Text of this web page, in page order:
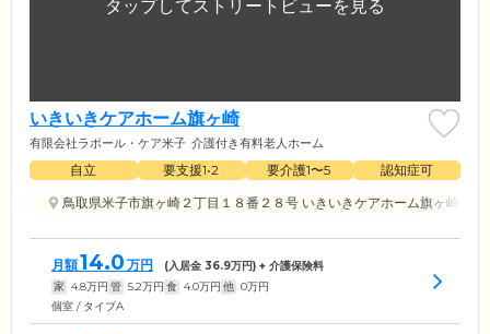
いきいきケアホーム旗ヶ崎
有限会社ラポール・ケア米子 介護付き有料老人ホーム
自立 要支援1•2 要介護1〜5
認知症可
鳥取県米子市旗ヶ崎２丁目１８番２８号 いきいきケアホーム旗ヶ崎
月額14.0 万円 (入居金 36.9万円) + 介護保険料
家 4.8万円 管 5.2万円 食 4.0万円 他 0万円
個室 / タイプA